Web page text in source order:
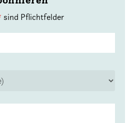
sind Pflichtfelder